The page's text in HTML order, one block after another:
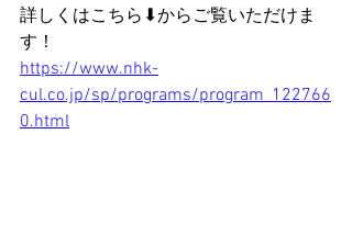
詳しくはこちら⬇︎からご覧いただけま
す！
https://www.nhk-
cul.co.jp/sp/programs/program_122766
0.html